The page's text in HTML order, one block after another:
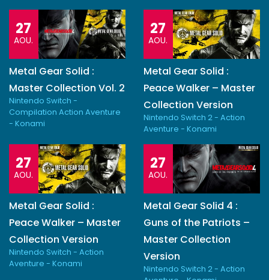
27
AOU.
Metal Gear Solid :
Master Collection Vol. 2
Nintendo Switch -
Compilation Action Aventure
- Konami
27
AOU.
Metal Gear Solid :
Peace Walker – Master
Collection Version
Nintendo Switch 2 - Action
Aventure - Konami
27
AOU.
Metal Gear Solid :
Peace Walker – Master
Collection Version
Nintendo Switch - Action
Aventure - Konami
27
AOU.
Metal Gear Solid 4 :
Guns of the Patriots –
Master Collection
Version
Nintendo Switch 2 - Action